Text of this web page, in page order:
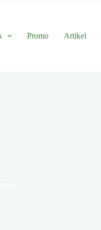
Promo Artikel